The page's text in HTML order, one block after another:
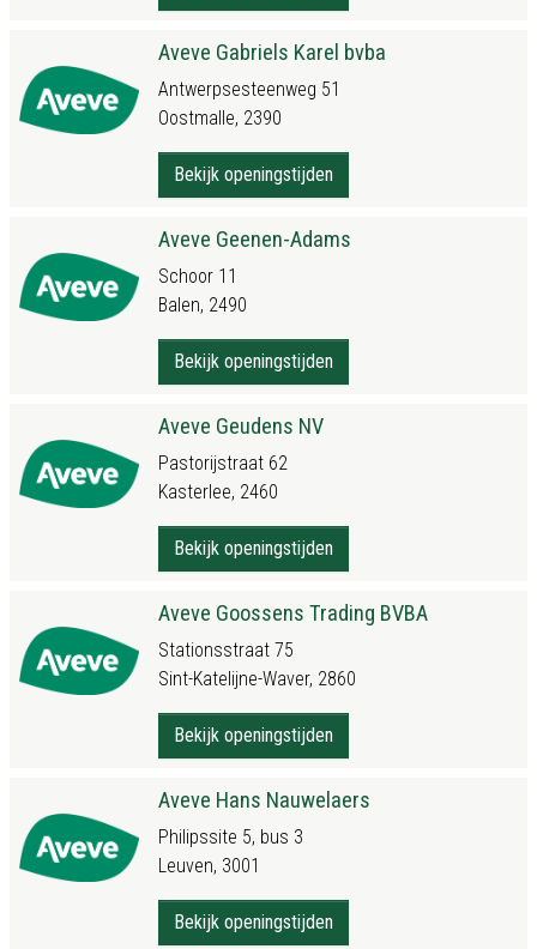
Aveve Gabriels Karel bvba
Antwerpsesteenweg 51
Oostmalle, 2390
Bekijk openingstijden
Aveve Geenen-Adams
Schoor 11
Balen, 2490
Bekijk openingstijden
Aveve Geudens NV
Pastorijstraat 62
Kasterlee, 2460
Bekijk openingstijden
Aveve Goossens Trading BVBA
Stationsstraat 75
Sint-Katelijne-Waver, 2860
Bekijk openingstijden
Aveve Hans Nauwelaers
Philipssite 5, bus 3
Leuven, 3001
Bekijk openingstijden